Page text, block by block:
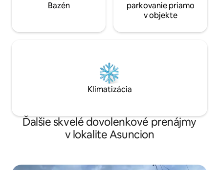
Bazén
parkovanie priamo
v objekte
Klimatizácia
Ďalšie skvelé dovolenkové prenájmy
v lokalite Asuncion